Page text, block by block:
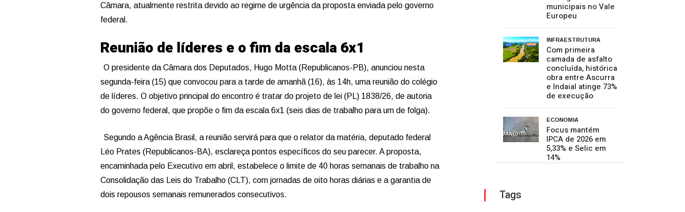
Câmara, atualmente restrita devido ao regime de urgência da proposta enviada pelo governo
federal.
Reunião de líderes e o fim da escala 6x1
O presidente da Câmara dos Deputados, Hugo Motta (Republicanos-PB), anunciou nesta
segunda-feira (15) que convocou para a tarde de amanhã (16), às 14h, uma reunião do colégio
de líderes. O objetivo principal do encontro é tratar do projeto de lei (PL) 1838/26, de autoria
do governo federal, que propõe o fim da escala 6x1 (seis dias de trabalho para um de folga).
Segundo a Agência Brasil, a reunião servirá para que o relator da matéria, deputado federal
Léo Prates (Republicanos-BA), esclareça pontos específicos do seu parecer. A proposta,
encaminhada pelo Executivo em abril, estabelece o limite de 40 horas semanais de trabalho na
Consolidação das Leis do Trabalho (CLT), com jornadas de oito horas diárias e a garantia de
dois repousos semanais remunerados consecutivos.
municipais no Vale
Europeu
INFRAESTRUTURA
Com primeira
camada de asfalto
concluída, histórica
obra entre Ascurra
e Indaial atinge 73%
de execução
ECONOMIA
Focus mantém
IPCA de 2026 em
5,33% e Selic em
14%
Tags